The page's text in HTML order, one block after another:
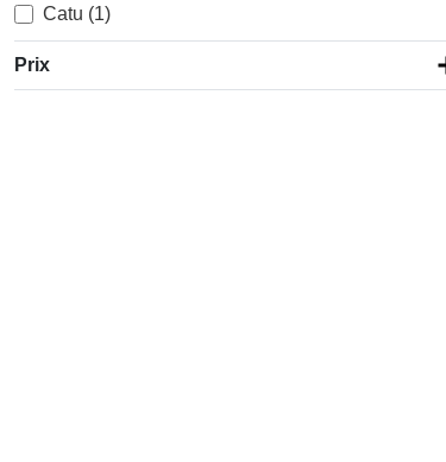
Catu (1)
Prix